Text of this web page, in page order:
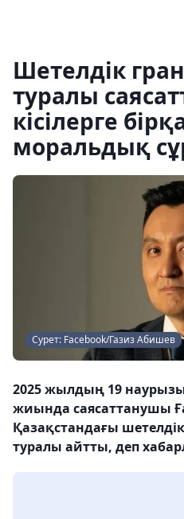
Шетелдік
туралы
кісілерге
моральдық
Сурет: Facebook/Газиз Абишев
2025 жылдың 19
жиында саясаттанушы
Қазақстандағы
туралы айтты, деп